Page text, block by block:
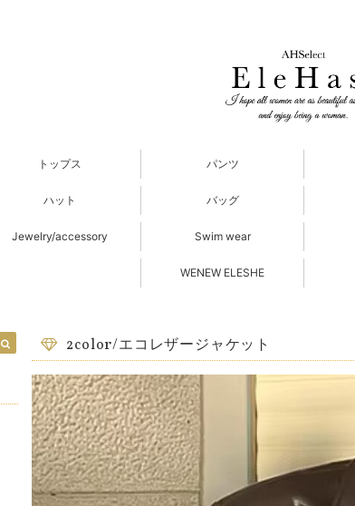
トップス パンツ
ハット バッグ
Jewelry/accessory Swim wear
WENEW ELESHE
2color/エコレザージャケット